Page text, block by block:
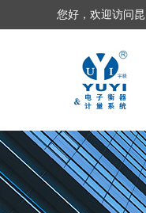
您好，欢迎访问